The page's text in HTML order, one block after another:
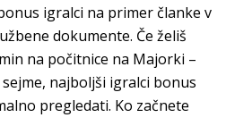
igralci na primer članke v
dokumente. Če želiš
na počitnice na Majorki –
najboljši igralci bonus
pregledati. Ko začnete